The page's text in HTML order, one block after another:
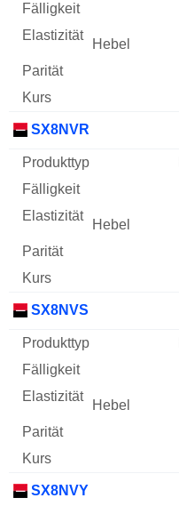
SX8NVR
SX8NVS
SX8NVY